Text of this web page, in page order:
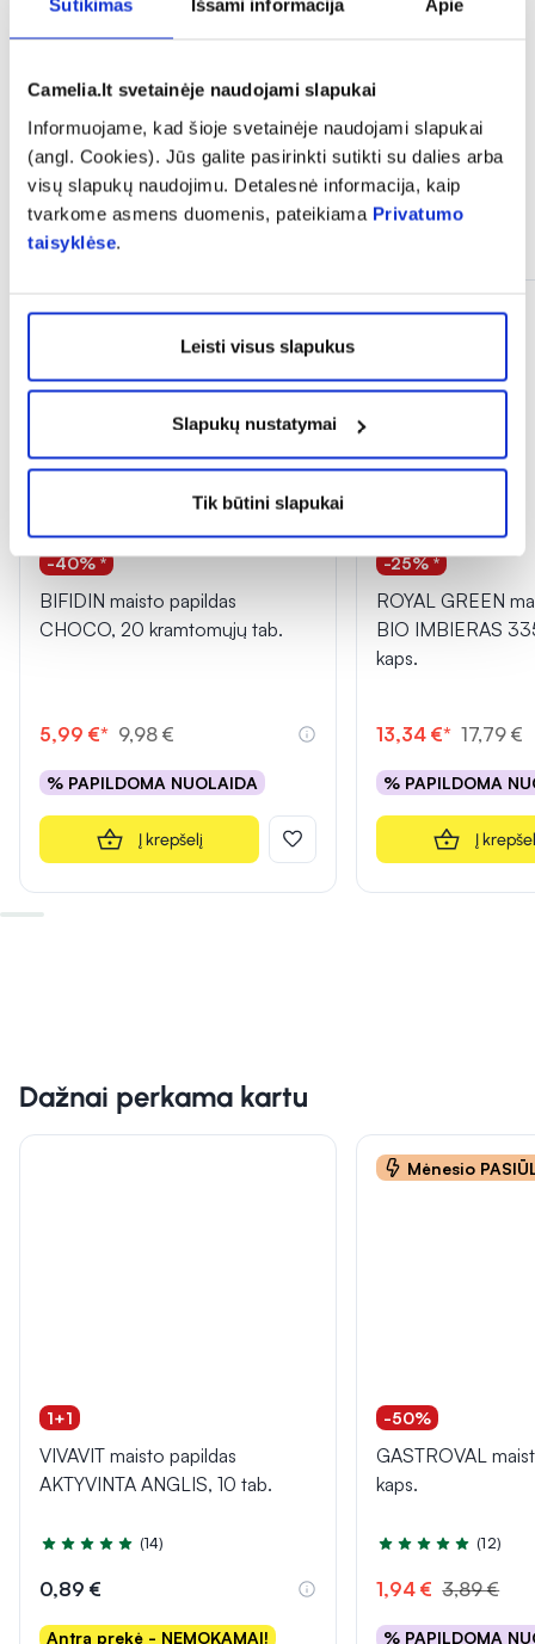
Sutikimas Išsami informacija Apie
Camelia.lt svetainėje naudojami slapukai
Informuojame, kad šioje svetainėje naudojami slapukai
(angl. Cookies). Jūs galite pasirinkti sutikti su dalies arba
visų slapukų naudojimu. Detalesnė informacija, kaip
tvarkome asmens duomenis, pateikiama Privatumo
taisyklėse.
Leisti visus slapukus
Slapukų nustatymai
Tik būtini slapukai
Panašios prekės
-40% *
BIFIDIN maisto papildas
CHOCO, 20 kramtomųjų tab.
5,99 €* 9,98 €
% PAPILDOMA NUOLAIDA
Į krepšelį
Tik internete
-25% *
ROYAL GREEN
BIO IMBIERAS
kaps.
13,34 €* 17,79 €
% PAPILDOMA
Į
Dažnai perkama kartu
1+1
VIVAVIT maisto papildas
AKTYVINTA ANGLIS, 10 tab.
Įvertinimas 5.0 iš 5
(14)
0,89 €
Antra prekė - NEMOKAMAI!
Mėnesio
-50%
GASTROVAL
kaps.
Įvertinimas 4.8 iš 5
(12)
1,94 € 3,89 €
% PAPILDOMA